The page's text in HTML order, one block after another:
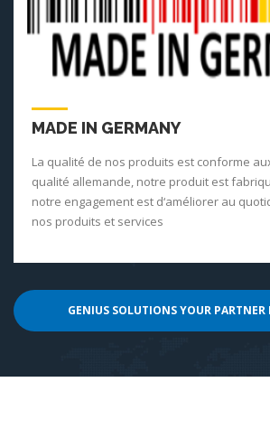
MADE IN GERMANY
La qualité de nos produits est conforme
qualité allemande, notre produit est
notre engagement est d‘améliorer au
nos produits et services
GENIUS SOLUTIONS YOUR